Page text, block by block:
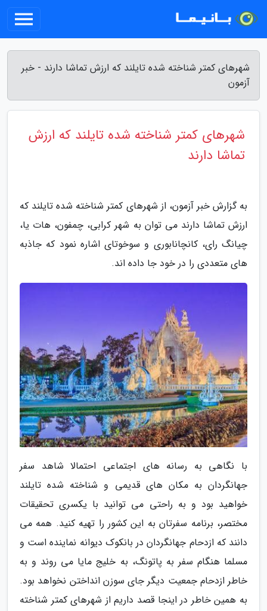
شهرهای کمتر شناخته شده تایلند که ارزش تماشا دارند - خبر
آزمون
شهرهای کمتر شناخته شده تایلند که ارزش
تماشا دارند
به گزارش خبر آزمون، از شهرهای کمتر شناخته شده تایلند که
ارزش تماشا دارند می توان به شهر کرابی، چمفون، هات یا،
چیانگ رای، کانچانابوری و سوخوتای اشاره نمود که جاذبه
های متعددی را در خود جا داده اند.
با نگاهی به رسانه های اجتماعی احتمالا شاهد سفر
جهانگردان به مکان های قدیمی و شناخته شده تایلند
خواهید بود و به راحتی می توانید با یکسری تحقیقات
مختصر، برنامه سفرتان به این کشور را تهیه کنید. همه می
دانند که ازدحام جهانگردان در بانکوک دیوانه نماینده است و
مسلما هنگام سفر به پاتونگ، به خلیج مایا می روند و به
خاطر ازدحام جمعیت دیگر جای سوزن انداختن نخواهد بود.
به همین خاطر در اینجا قصد داریم از شهرهای کمتر شناخته